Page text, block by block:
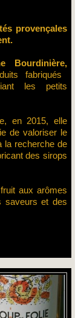
provençales
Bourdinière,
fabriqués
les petits
en 2015, elle
de valoriser le
la recherche de
des sirops
aux arômes
saveurs et des